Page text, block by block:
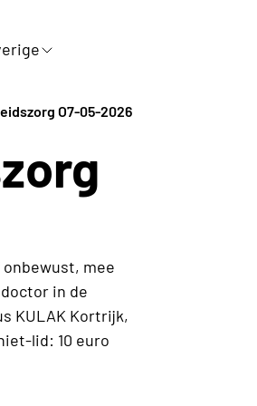
O7-05-2026
mee
in de
KULAK Kortrijk,
lid: 10 euro